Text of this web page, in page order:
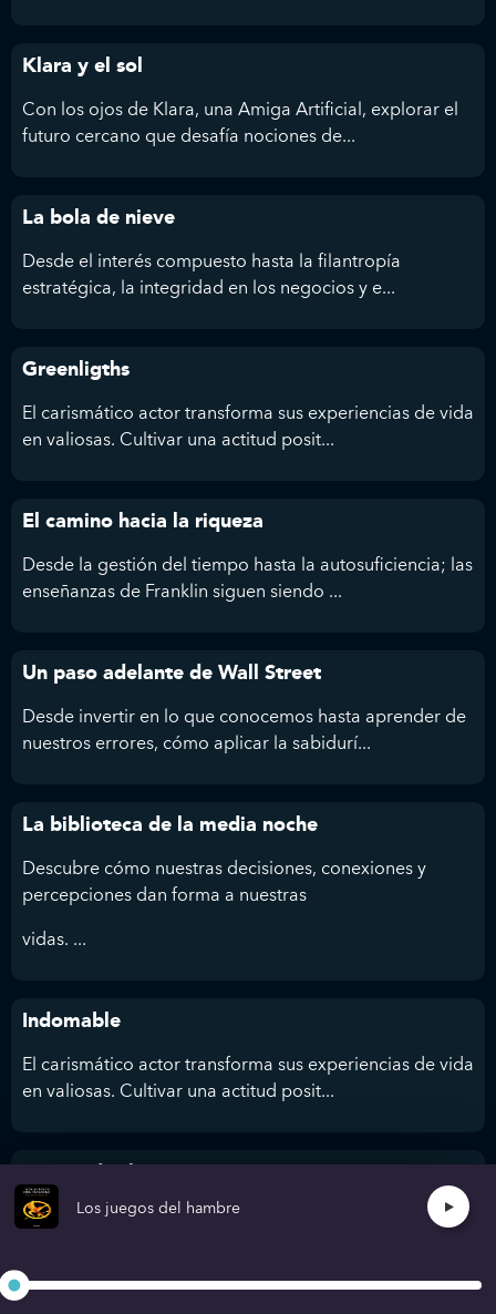
Klara y el sol
Con los ojos de Klara, una Amiga Artificial, explorar el
futuro cercano que desafía nociones de...
La bola de nieve
Desde el interés compuesto hasta la filantropía
estratégica, la integridad en los negocios y e...
Greenligths
El carismático actor transforma sus experiencias de vida
en valiosas. Cultivar una actitud posit...
El camino hacia la riqueza
Desde la gestión del tiempo hasta la autosuficiencia; las
enseñanzas de Franklin siguen siendo ...
Un paso adelante de Wall Street
Desde invertir en lo que conocemos hasta aprender de
nuestros errores, cómo aplicar la sabidurí...
La biblioteca de la media noche
Descubre cómo nuestras decisiones, conexiones y
percepciones dan forma a nuestras
vidas. ...
Indomable
El carismático actor transforma sus experiencias de vida
en valiosas. Cultivar una actitud posit...
No puedes herirme
Goggins supera límites y logra lo extraordinario. Con el
Los juegos del hambre